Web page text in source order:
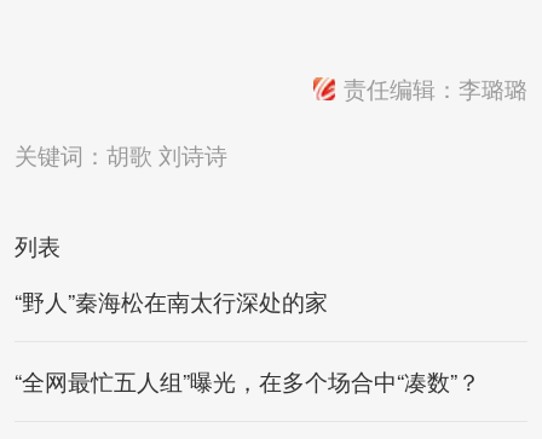
责任编辑：李璐璐
关键词：胡歌 刘诗诗
列表
“野人”秦海松在南太行深处的家
“全网最忙五人组”曝光，在多个场合中“凑数”？